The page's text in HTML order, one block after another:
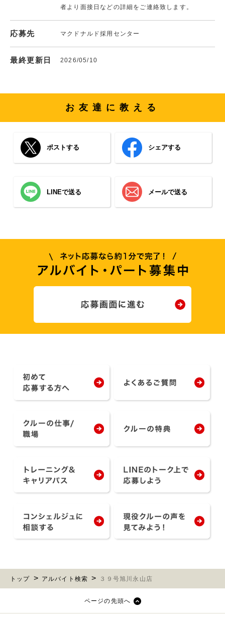
者より面接日などの詳細をご連絡致します。
応募先 マクドナルド採用センター
最終更新日 2026/05/10
お友達に教える
ポストする シェアする
LINEで送る メールで送る
トップ アルバイト検索 ３９号旭川永山店
ページの先頭へ